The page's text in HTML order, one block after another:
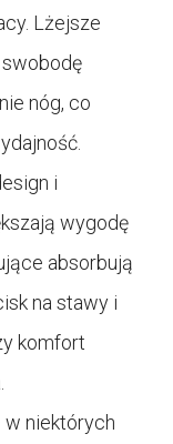
Lżejsze
nóg, co
i
wygodę
absorbują
na stawy i
komfort
w niektórych